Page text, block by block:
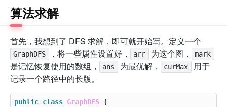
算法求解
首先，我想到了 DFS 求解，即可就开始写。定义一个
GraphDFS ，将一些属性设置好， arr 为这个图， mark
是记忆恢复使用的数组， ans 为最优解， curMax
用于
记录一个路径中的长版。
public class GraphDFS {